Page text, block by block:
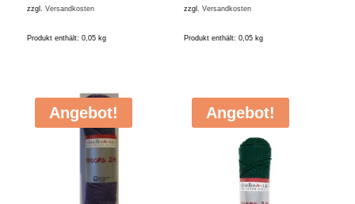
zzgl. Versandkosten
Produkt enthält: 0,05 kg
zzgl. Versandkosten
Produkt enthält: 0,05 kg
Angebot! Angebot!